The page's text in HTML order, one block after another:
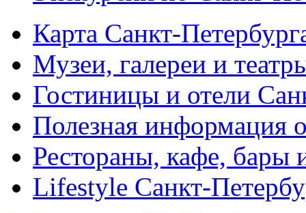
Карта Санкт-
Музеи, галереи и
Гостиницы и отели
Полезная информация
Рестораны, кафе, бары
Lifestyle Санкт-